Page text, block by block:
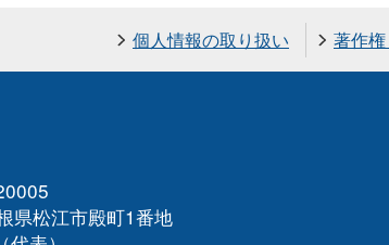
個人情報の取り扱い 著作
松江市殿町1番地